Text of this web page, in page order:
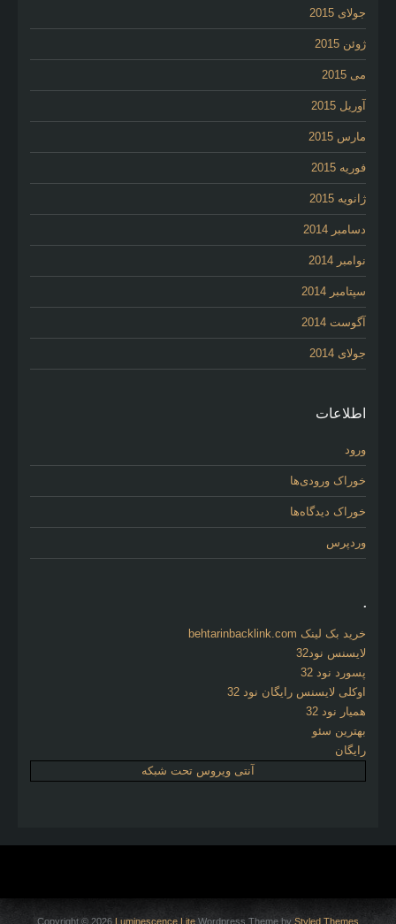
جولای 2015
ژوئن 2015
می 2015
آوریل 2015
مارس 2015
فوریه 2015
ژانویه 2015
دسامبر 2014
نوامبر 2014
سپتامبر 2014
آگوست 2014
جولای 2014
اطلاعات
ورود
خوراک ورودی‌ها
خوراک دیدگاه‌ها
وردپرس
.
خرید بک لینک behtarinbacklink.com
لایسنس نود32
پسورد نود 32
اوکلی لایسنس رایگان نود 32
همیار نود 32
بهترین سئو
رایگان
آنتی ویروس تحت شبکه
Copyright © 2026 Luminescence Lite Wordpress Theme by Styled Themes